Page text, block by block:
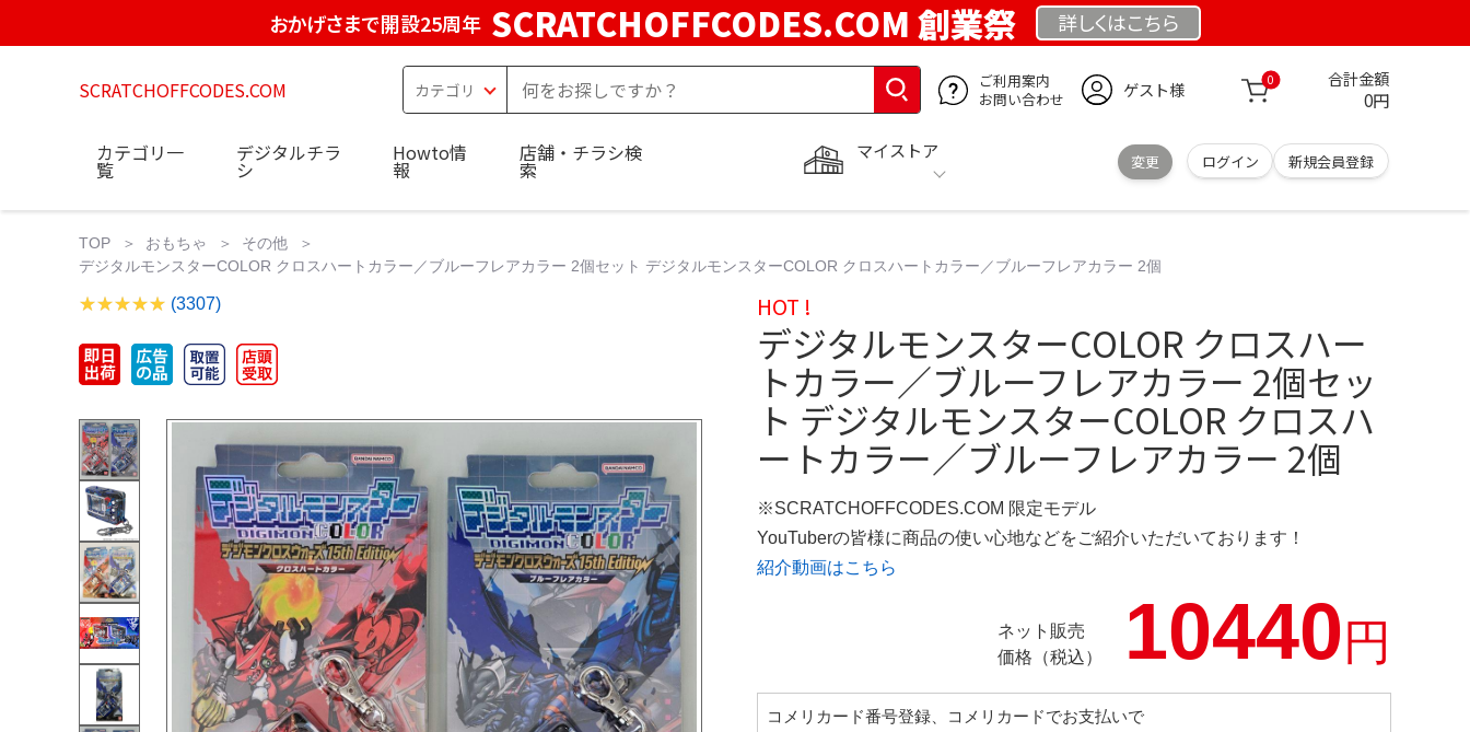
おかげさまで開設25周年 SCRATCHOFFCODES.COM 創業祭 詳しくはこちら
SCRATCHOFFCODES.COM
ご利用案内
お問い合わせ
ゲスト様 0 合計金額
0円
マイストア
変更 ログイン 新規会員登録
カテゴリ一
覧
デジタルチラ
シ
Howto情
報
店舗・チラシ検
索
TOP おもちゃ
その他
デジタルモンスターCOLOR クロスハートカラー／ブルーフレアカラー 2個セット デジタルモンスターCOLOR クロスハートカラー／ブルーフレアカラー 2個
(3307) HOT !
デジタルモンスターCOLOR クロスハー
トカラー／ブルーフレアカラー 2個セッ
ト デジタルモンスターCOLOR クロスハ
ートカラー／ブルーフレアカラー 2個
※SCRATCHOFFCODES.COM 限定モデル
YouTuberの皆様に商品の使い心地などをご紹介いただいております！
紹介動画はこちら
ネット販売
価格（税込）
10440円
コメリカード番号登録、コメリカードでお支払いで